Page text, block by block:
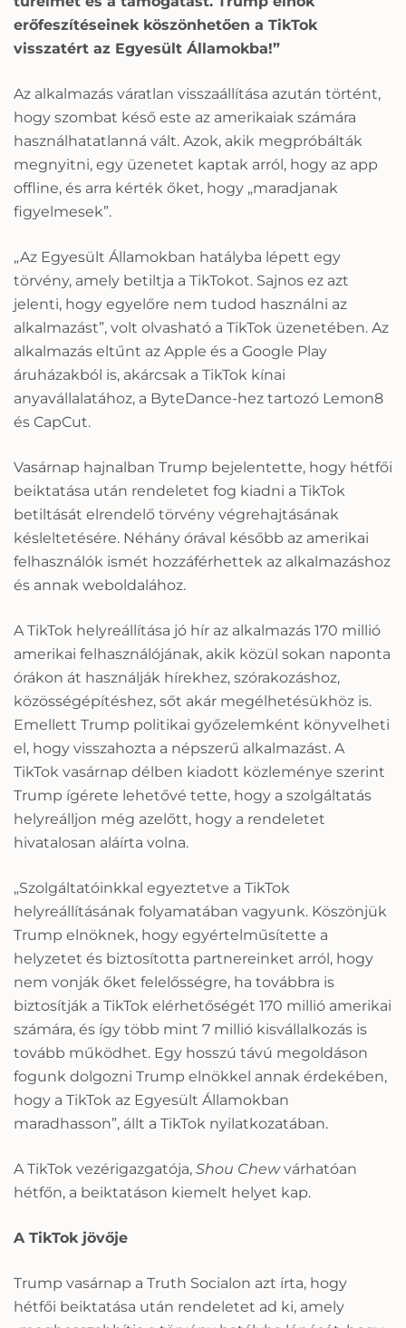
erőfeszítéseinek köszönhetően a TikTok
visszatért az Egyesült Államokba!”
Az alkalmazás váratlan visszaállítása azután történt,
hogy szombat késő este az amerikaiak számára
használhatatlanná vált. Azok, akik megpróbálták
megnyitni, egy üzenetet kaptak arról, hogy az app
offline, és arra kérték őket, hogy „maradjanak
figyelmesek”.
„Az Egyesült Államokban hatályba lépett egy
törvény, amely betiltja a TikTokot. Sajnos ez azt
jelenti, hogy egyelőre nem tudod használni az
alkalmazást”, volt olvasható a TikTok üzenetében. Az
alkalmazás eltűnt az Apple és a Google Play
áruházakból is, akárcsak a TikTok kínai
anyavállalatához, a ByteDance-hez tartozó Lemon8
és CapCut.
Vasárnap hajnalban Trump bejelentette, hogy hétfői
beiktatása után rendeletet fog kiadni a TikTok
betiltását elrendelő törvény végrehajtásának
késleltetésére. Néhány órával később az amerikai
felhasználók ismét hozzáférhettek az alkalmazáshoz
és annak weboldalához.
A TikTok helyreállítása jó hír az alkalmazás 170 millió
amerikai felhasználójának, akik közül sokan naponta
órákon át használják hírekhez, szórakozáshoz,
közösségépítéshez, sőt akár megélhetésükhöz is.
Emellett Trump politikai győzelemként könyvelheti
el, hogy visszahozta a népszerű alkalmazást. A
TikTok vasárnap délben kiadott közleménye szerint
Trump ígérete lehetővé tette, hogy a szolgáltatás
helyreálljon még azelőtt, hogy a rendeletet
hivatalosan aláírta volna.
„Szolgáltatóinkkal egyeztetve a TikTok
helyreállításának folyamatában vagyunk. Köszönjük
Trump elnöknek, hogy egyértelműsítette a
helyzetet és biztosította partnereinket arról, hogy
nem vonják őket felelősségre, ha továbbra is
biztosítják a TikTok elérhetőségét 170 millió amerikai
számára, és így több mint 7 millió kisvállalkozás is
tovább működhet. Egy hosszú távú megoldáson
fogunk dolgozni Trump elnökkel annak érdekében,
hogy a TikTok az Egyesült Államokban
maradhasson”, állt a TikTok nyilatkozatában.
A TikTok vezérigazgatója, Shou Chewvárhatóan
hétfőn, a beiktatáson kiemelt helyet kap.
A TikTok jövője
Trump vasárnap a Truth Socialon azt írta, hogy
hétfői beiktatása után rendeletet ad ki, amely